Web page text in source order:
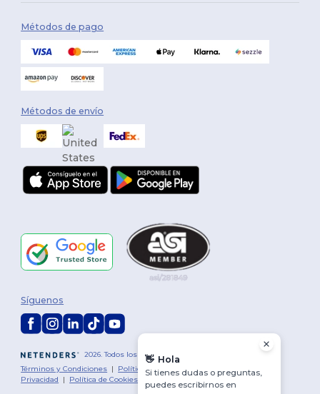
Métodos de pago
Métodos de envío
2026. Todos los derechos reservados
Términos y Condiciones | Política de personalización
Política de
Privacidad | Política de Cookies
Síguenos
👋 Hola
Si tienes dudas o preguntas,
puedes escribirnos en